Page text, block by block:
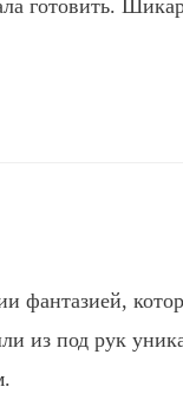
готовить.
фантазией,
из под рук